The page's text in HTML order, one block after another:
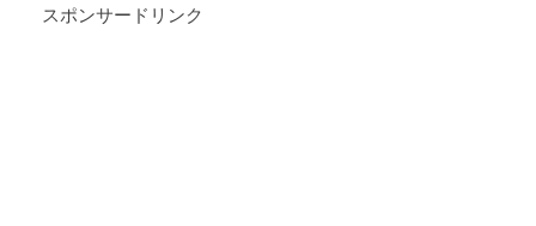
スポンサードリンク